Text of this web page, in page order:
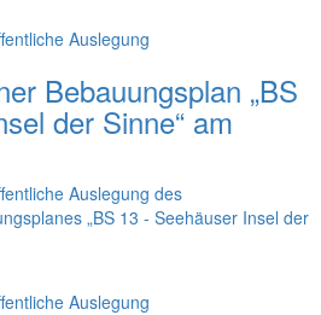
Auslegung
Bebauungsplan „BS
der Sinne“ am
Auslegung des
„BS 13 - Seehäuser Insel der
Auslegung